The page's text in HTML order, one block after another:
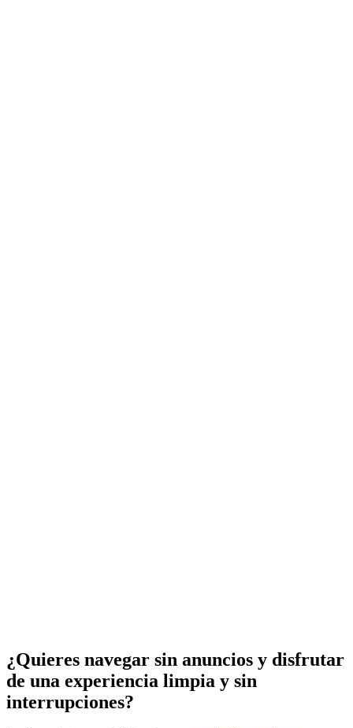
¿Quieres navegar sin anuncios y disfrutar
de una experiencia limpia y sin
interrupciones?